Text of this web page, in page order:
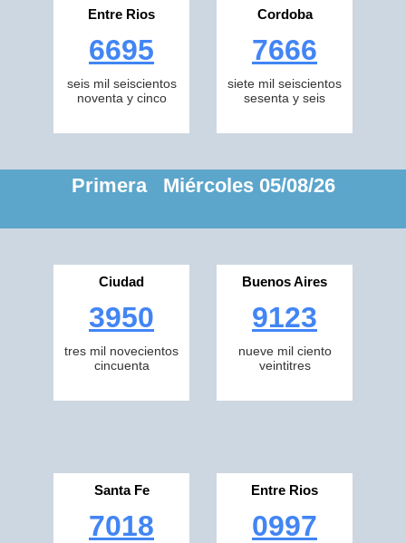
Entre Rios
6695
seis mil seiscientos
noventa y cinco
Cordoba
7666
siete mil seiscientos
sesenta y seis
Primera Miércoles 05/08/26
Ciudad
3950
tres mil novecientos
cincuenta
Buenos Aires
9123
nueve mil ciento
veintitres
Santa Fe
7018
Entre Rios
0997